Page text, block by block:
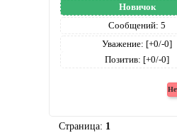
Новичок
Сообщений: 5
Уважение: [+0/-0]
Позитив: [+0/-0]
Страница: 1